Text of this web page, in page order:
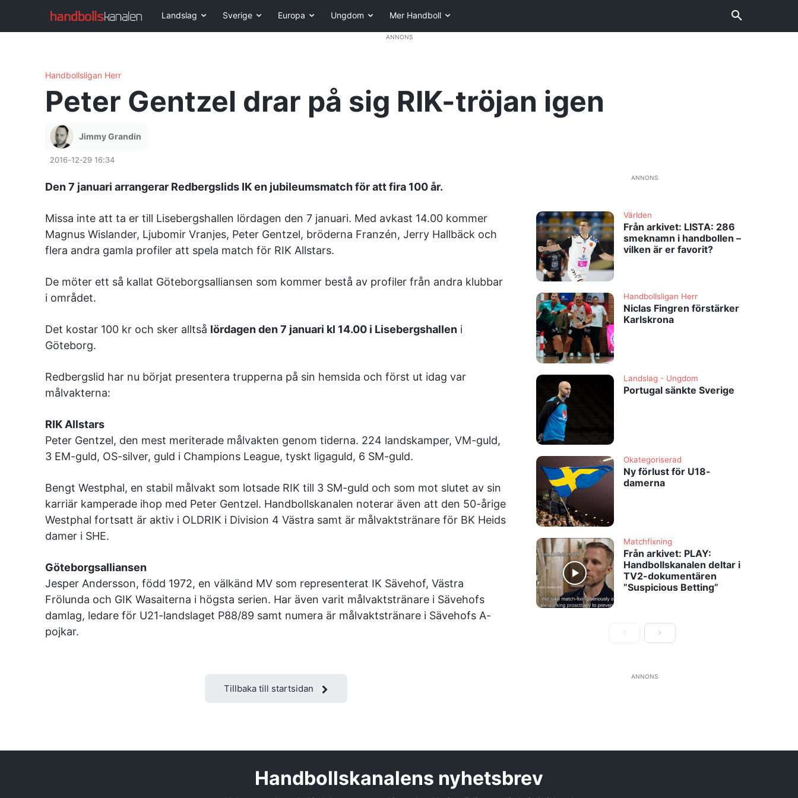
Landslag Sverige Europa Ungdom Mer Handboll
ANNONS
Handbollsligan Herr
Peter Gentzel drar på sig RIK-tröjan igen
Jimmy Grandin
2016-12-29 16:34
Den 7 januari arrangerar Redbergslids IK en jubileumsmatch för att fira 100 år.
Missa inte att ta er till Lisebergshallen lördagen den 7 januari. Med avkast 14.00 kommer
Magnus Wislander, Ljubomir Vranjes, Peter Gentzel, bröderna Franzén, Jerry Hallbäck och
flera andra gamla profiler att spela match för RIK Allstars.
De möter ett så kallat Göteborgsalliansen som kommer bestå av profiler från andra klubbar
i området.
Det kostar 100 kr och sker alltså lördagen den 7 januari kl 14.00 i Lisebergshallen i
Göteborg.
Redbergslid har nu börjat presentera trupperna på sin hemsida och först ut idag var
målvakterna:
RIK Allstars
Peter Gentzel, den mest meriterade målvakten genom tiderna. 224 landskamper, VM-guld,
3 EM-guld, OS-silver, guld i Champions League, tyskt ligaguld, 6 SM-guld.
Bengt Westphal, en stabil målvakt som lotsade RIK till 3 SM-guld och som mot slutet av sin
karriär kamperade ihop med Peter Gentzel. Handbollskanalen noterar även att den 50-årige
Westphal fortsatt är aktiv i OLDRIK i Division 4 Västra samt är målvaktstränare för BK Heids
damer i SHE.
Göteborgsalliansen
Jesper Andersson, född 1972, en välkänd MV som representerat IK Sävehof, Västra
Frölunda och GIK Wasaiterna i högsta serien. Har även varit målvaktstränare i Sävehofs
damlag, ledare för U21-landslaget P88/89 samt numera är målvaktstränare i Sävehofs A-
pojkar.
Tillbaka till startsidan
ANNONS
Världen
Från arkivet: LISTA: 286
smeknamn i handbollen –
vilken är er favorit?
Handbollsligan Herr
Niclas Fingren förstärker
Karlskrona
Landslag - Ungdom
Portugal sänkte Sverige
Okategoriserad
Ny förlust för U18-
damerna
Matchfixning
Från arkivet: PLAY:
Handbollskanalen deltar i
TV2-dokumentären
”Suspicious Betting”
ANNONS
Handbollskanalens nyhetsbrev